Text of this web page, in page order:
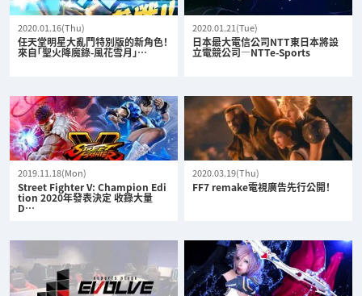
2020.01.16(Thu)
任天堂明星大亂鬥特別版的新角色！
來自「聖火降魔錄-風花雪月」…
2020.01.21(Tue)
日本最大電信公司NTT東日本將設
立電競公司—NTTe-Sports
2019.11.18(Mon)
Street Fighter V: Champion Edi
tion 2020年發表決定 收錄大量
D…
2020.03.19(Thu)
FF7 remake電視廣告先行公開！